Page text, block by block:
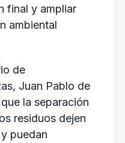
final y ampliar
ambiental
de
Juan Pablo de
la separación
residuos dejen
puedan